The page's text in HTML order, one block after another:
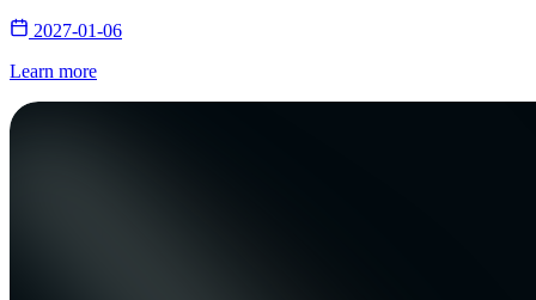
2027-01-06
Learn more